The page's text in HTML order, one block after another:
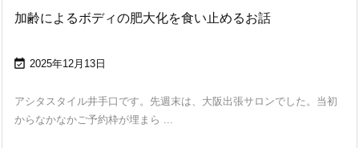
加齢によるボディの肥大化を食い止めるお話
 2025年12月13日
アシタスタイル井手口です。先週末は、大阪出張サロンでした。当初
からなかなかご予約枠が埋まら ...